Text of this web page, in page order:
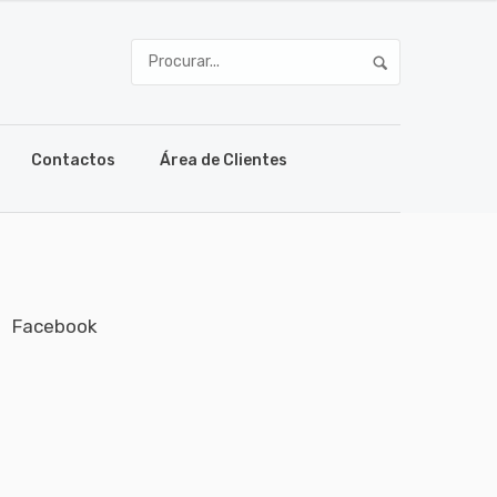
Contactos Área de Clientes
Facebook